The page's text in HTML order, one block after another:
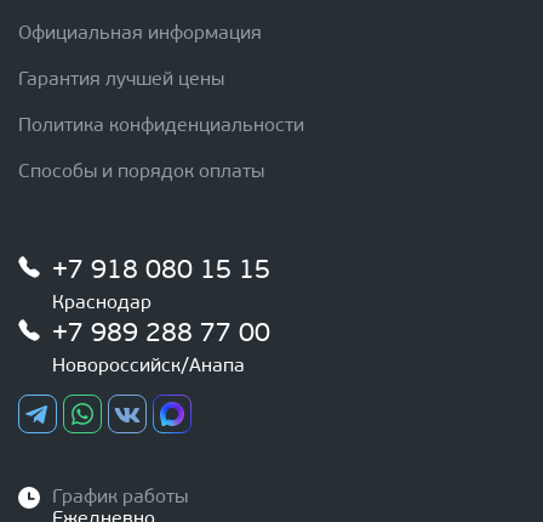
Официальная информация
Гарантия лучшей цены
Политика конфиденциальности
Способы и порядок оплаты
+7 918 080 15 15
Краснодар
+7 989 288 77 00
Новороссийск/Анапа
График работы